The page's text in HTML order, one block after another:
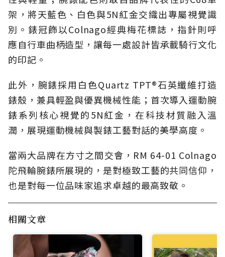
架，將天藍色、白色與5N紅金交織出專屬視覺識
別。錶冠飾以Colnago經典梅花標誌，指針則呼
應自行車曲柄造型，讓每一處設計皆承載騎行文化
的印記。
此外，腕錶採用白色Quartz TPT®石英纖維打造
錶殼，兼具輕盈與優異機械性能；首次導入運動腕
錶系列核心視覺的5N紅金，在科技材質融入溫
潤，展現運動機械與製錶工藝對話的美學高度。
當兩大品牌在方寸之間交會，RM 64-01 Colnago
陀飛輪腕錶所展現的，是對極致工藝的共同信仰，
也是對每一位品味家追求卓越的最高致敬。
相關文章